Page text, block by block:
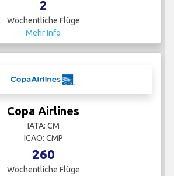
2
Wöchentliche Flüge
Mehr Info
Copa Airlines
IATA: CM
ICAO: CMP
260
Wöchentliche Flüge